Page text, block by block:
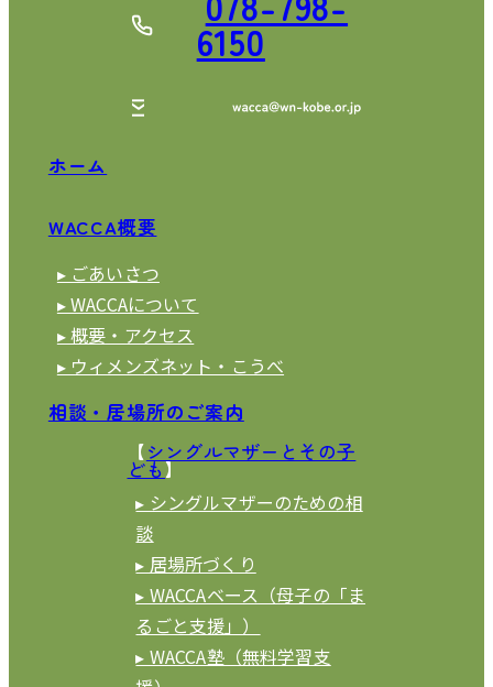
6150
ホーム
WACCA概要
▸ ごあいさつ
▸ WACCAについて
▸ 概要・アクセス
▸ ウィメンズネット・こうべ
相談・居場所のご案内
【シングルマザーとその子
ども】
▸ シングルマザーのための相
談
▸ 居場所づくり
▸ WACCAベース（母子の「ま
るごと支援」）
▸ WACCA塾（無料学習支